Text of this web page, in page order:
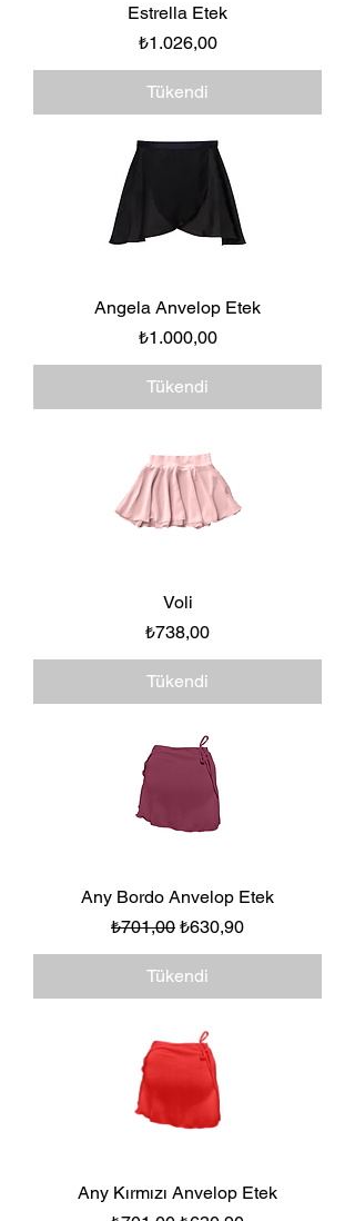
Estrella Etek
Fiyat
₺1.026,00
Tükendi
Angela Anvelop Etek
Fiyat
₺1.000,00
Tükendi
Voli
Fiyat
₺738,00
Tükendi
Any Bordo Anvelop Etek
Normal Fiyat
₺701,00 İndirimli Fiyat
₺630,90
Tükendi
Any Kırmızı Anvelop Etek